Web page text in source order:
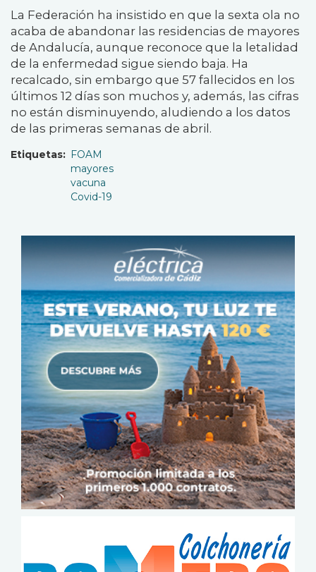
La Federación ha insistido en que la sexta ola no
acaba de abandonar las residencias de mayores
de Andalucía, aunque reconoce que la letalidad
de la enfermedad sigue siendo baja. Ha
recalcado, sin embargo que 57 fallecidos en los
últimos 12 días son muchos y, además, las cifras
no están disminuyendo, aludiendo a los datos
de las primeras semanas de abril.
Etiquetas
FOAM
mayores
vacuna
Covid-19